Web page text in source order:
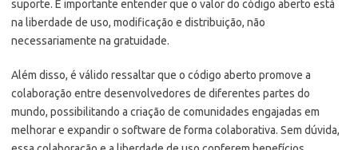
suporte. É importante entender que o valor do código aberto está
na liberdade de uso, modificação e distribuição, não
necessariamente na gratuidade.
Além disso, é válido ressaltar que o código aberto promove a
colaboração entre desenvolvedores de diferentes partes do
mundo, possibilitando a criação de comunidades engajadas em
melhorar e expandir o software de forma colaborativa. Sem dúvida,